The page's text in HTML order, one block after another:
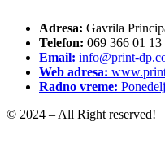
Adresa: Gavrila
Telefon: 069 366 01 13
Email: info@print-
Web adresa:
Radno vreme:
© 2024 – All Right reserved!